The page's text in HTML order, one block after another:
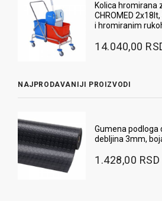
Kolica hromirana
CHROMED
i hromiranim
14.040,00
NAJPRODAVANIJI PROIZVODI
Gumena podloga
debljina 3mm,
1.428,00 RSD